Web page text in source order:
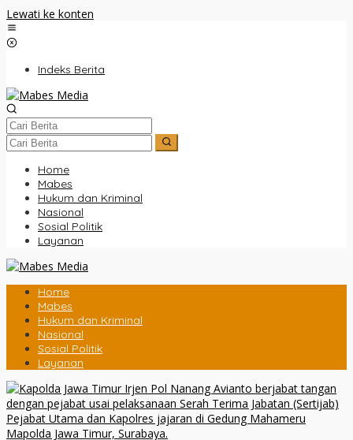
Lewati ke konten
Indeks Berita
Home
Mabes
Hukum dan Kriminal
Nasional
Sosial Politik
Layanan
Home
Mabes
Hukum dan Kriminal
Nasional
Sosial Politik
Layanan